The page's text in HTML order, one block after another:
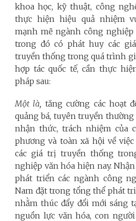
khoa học, kỹ thuật, công
thực hiện hiệu quả nhiệm
mạnh mẽ ngành công nghiệp
trong đó có phát huy các
truyền thống trong quá trình
hợp tác quốc tế, cần thực
pháp sau:
Một là, tăng cường các hoạt
quảng bá, tuyên truyền thường
nhận thức, trách nhiệm của
phương và toàn xã hội về
các giá trị truyền thống
nghiệp văn hóa hiện nay.
phát triển các ngành công
Nam đặt trong tổng thể phát
nhằm thúc đẩy đổi mới sáng
nguồn lực văn hóa, con